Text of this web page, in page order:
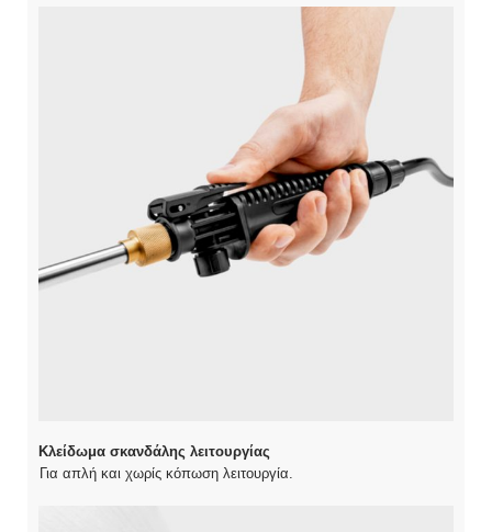
Κλείδωμα σκανδάλης λειτουργίας
Για απλή και χωρίς κόπωση λειτουργία.